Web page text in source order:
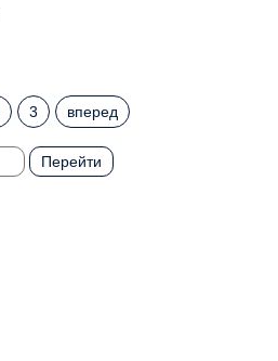
3 вперед
Перейти